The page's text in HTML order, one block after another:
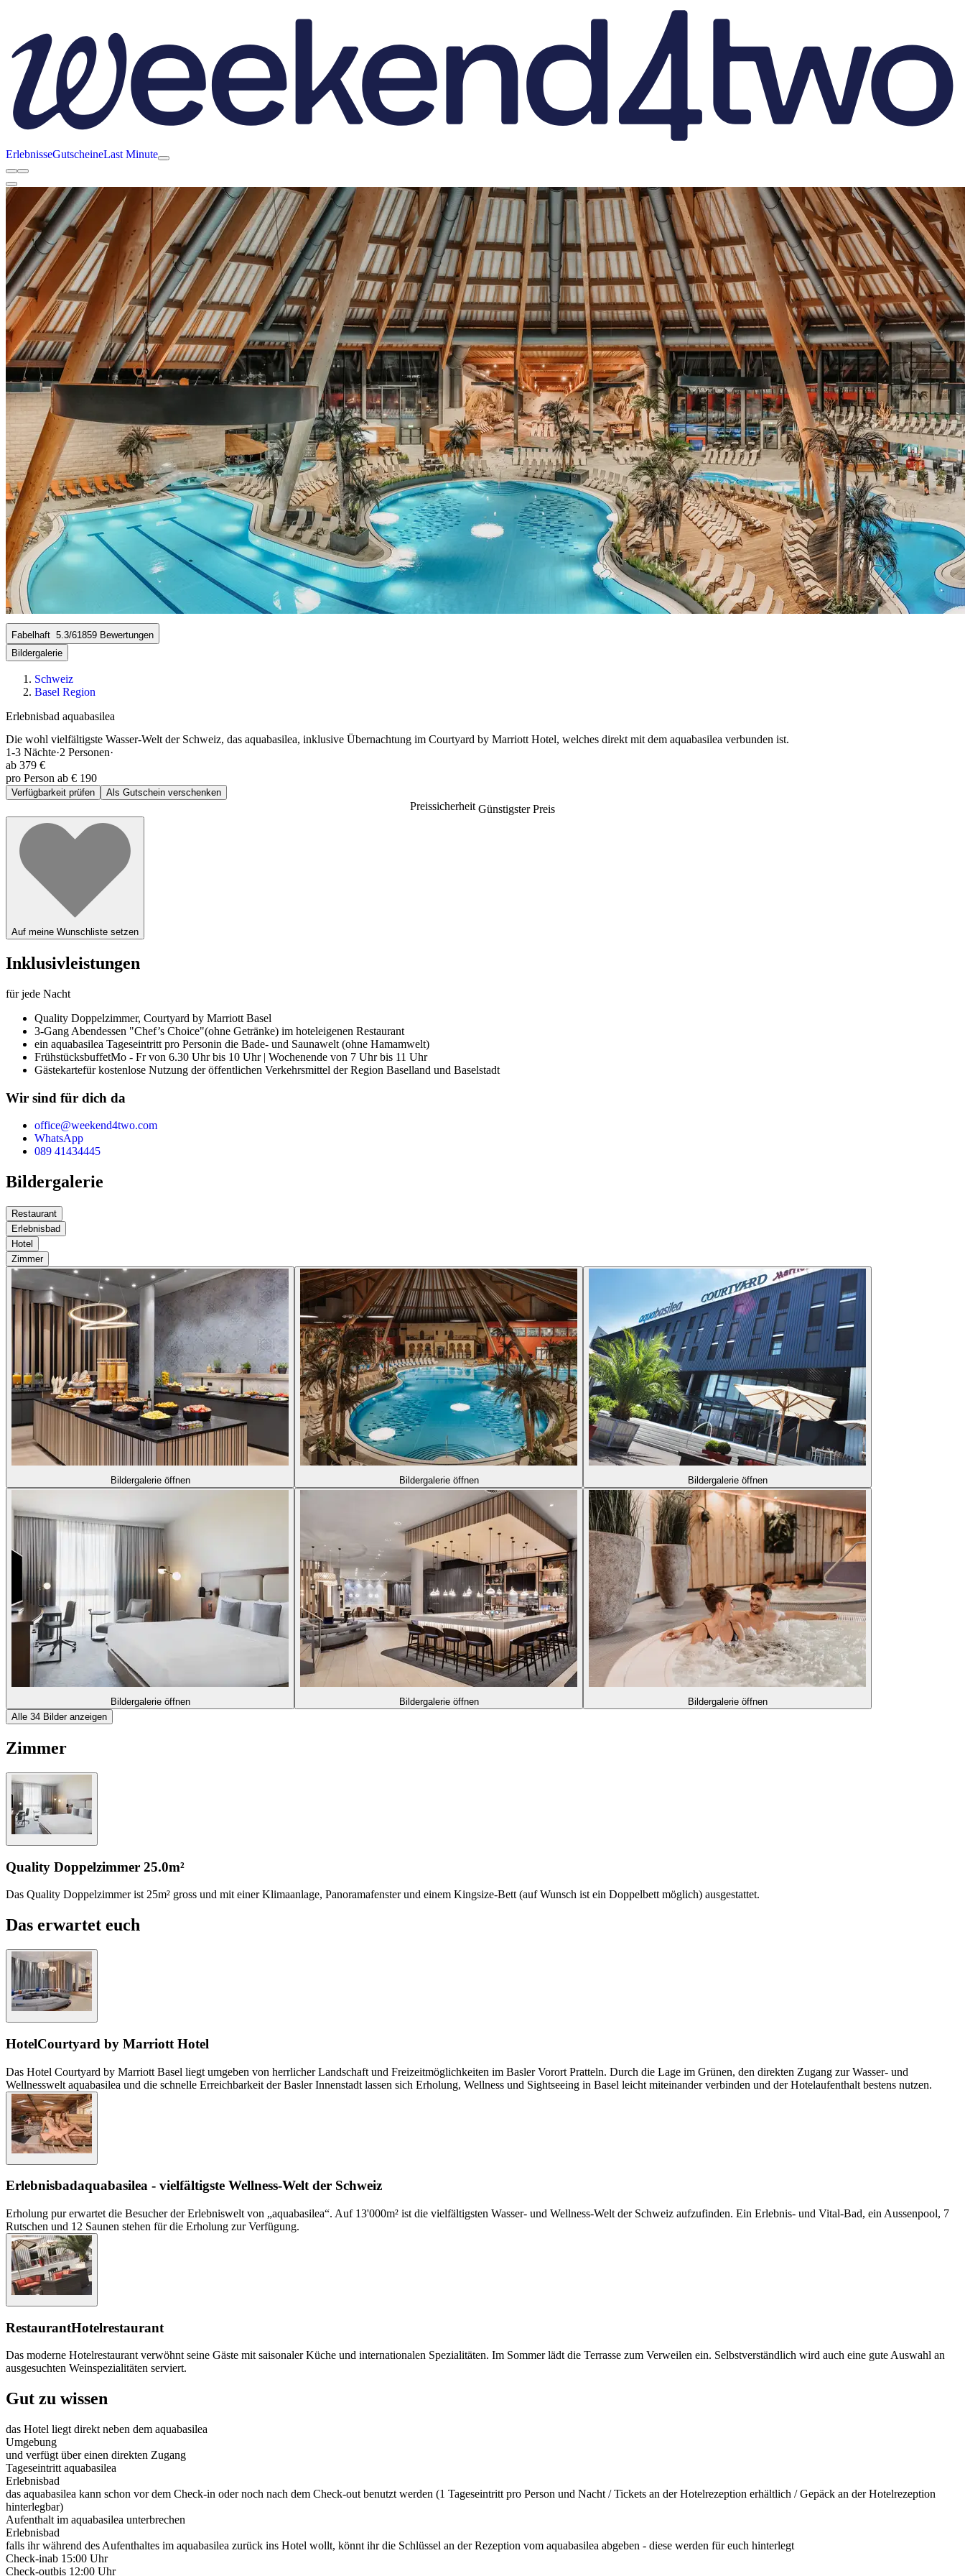
ErlebnisseGutscheineLast Minute
Fabelhaft 5.3/61859 Bewertungen
Bildergalerie
Schweiz
Basel Region
Erlebnisbad aquabasilea
Die wohl vielfältigste Wasser-Welt der Schweiz, das aquabasilea, inklusive Übernachtung im Courtyard by Marriott Hotel, welches direkt mit dem aquabasilea verbunden ist.
1-3 Nächte·2 Personen·
ab 379 €
pro Person ab € 190
Verfügbarkeit prüfen Als Gutschein verschenken
Preissicherheit Günstigster Preis
Auf meine Wunschliste setzen
Inklusivleistungen
für jede Nacht
Quality Doppelzimmer, Courtyard by Marriott Basel
3-Gang Abendessen "Chef’s Choice"(ohne Getränke) im hoteleigenen Restaurant
ein aquabasilea Tageseintritt pro Personin die Bade- und Saunawelt (ohne Hamamwelt)
FrühstücksbuffetMo - Fr von 6.30 Uhr bis 10 Uhr | Wochenende von 7 Uhr bis 11 Uhr
Gästekartefür kostenlose Nutzung der öffentlichen Verkehrsmittel der Region Baselland und Baselstadt
Wir sind für dich da
office@weekend4two.com
WhatsApp
089 41434445
Bildergalerie
Restaurant
Erlebnisbad
Hotel
Zimmer
Bildergalerie öffnen Bildergalerie öffnen Bildergalerie öffnen
Bildergalerie öffnen Bildergalerie öffnen
Bildergalerie öffnen
Alle 34 Bilder anzeigen
Zimmer
Quality Doppelzimmer 25.0m²
Das Quality Doppelzimmer ist 25m² gross und mit einer Klimaanlage, Panoramafenster und einem Kingsize-Bett (auf Wunsch ist ein Doppelbett möglich) ausgestattet.
Das erwartet euch
HotelCourtyard by Marriott Hotel
Das Hotel Courtyard by Marriott Basel liegt umgeben von herrlicher Landschaft und Freizeitmöglichkeiten im Basler Vorort Pratteln. Durch die Lage im Grünen, den direkten Zugang zur Wasser- und
Wellnesswelt aquabasilea und die schnelle Erreichbarkeit der Basler Innenstadt lassen sich Erholung, Wellness und Sightseeing in Basel leicht miteinander verbinden und der Hotelaufenthalt bestens nutzen.
Erlebnisbadaquabasilea - vielfältigste Wellness-Welt der Schweiz
Erholung pur erwartet die Besucher der Erlebniswelt von „aquabasilea“. Auf 13'000m² ist die vielfältigsten Wasser- und Wellness-Welt der Schweiz aufzufinden. Ein Erlebnis- und Vital-Bad, ein Aussenpool, 7
Rutschen und 12 Saunen stehen für die Erholung zur Verfügung.
RestaurantHotelrestaurant
Das moderne Hotelrestaurant verwöhnt seine Gäste mit saisonaler Küche und internationalen Spezialitäten. Im Sommer lädt die Terrasse zum Verweilen ein. Selbstverständlich wird auch eine gute Auswahl an
ausgesuchten Weinspezialitäten serviert.
Gut zu wissen
das Hotel liegt direkt neben dem aquabasilea
Umgebung
und verfügt über einen direkten Zugang
Tageseintritt aquabasilea
Erlebnisbad
das aquabasilea kann schon vor dem Check-in oder noch nach dem Check-out benutzt werden (1 Tageseintritt pro Person und Nacht / Tickets an der Hotelrezeption erhältlich / Gepäck an der Hotelrezeption
hinterlegbar)
Aufenthalt im aquabasilea unterbrechen
Erlebnisbad
falls ihr während des Aufenthaltes im aquabasilea zurück ins Hotel wollt, könnt ihr die Schlüssel an der Rezeption vom aquabasilea abgeben - diese werden für euch hinterlegt
Check-inab 15:00 Uhr
Check-outbis 12:00 Uhr